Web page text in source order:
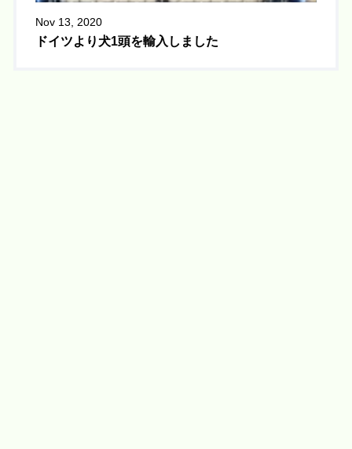
Nov 13, 2020
ドイツより犬1頭を輸入しました